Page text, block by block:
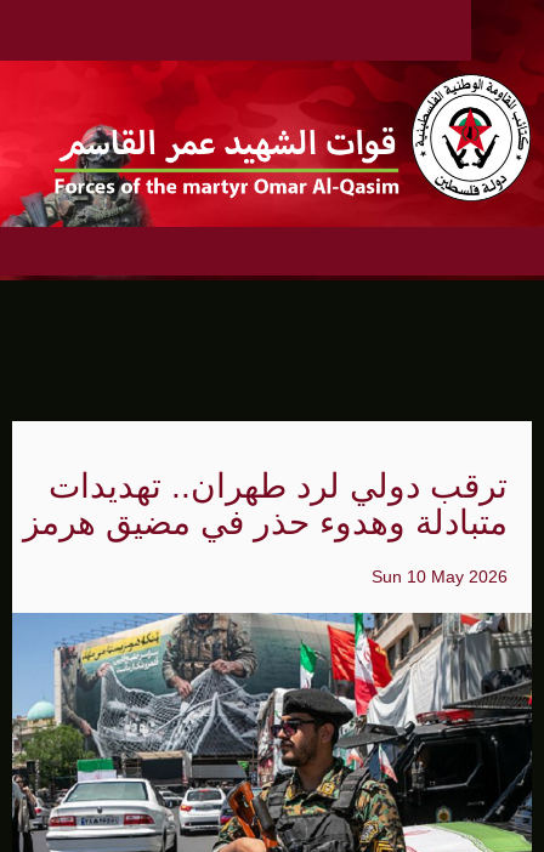
ترقب دولي لرد طهران.. تهديدات
متبادلة وهدوء حذر في مضيق هرمز
Sun 10 May 2026